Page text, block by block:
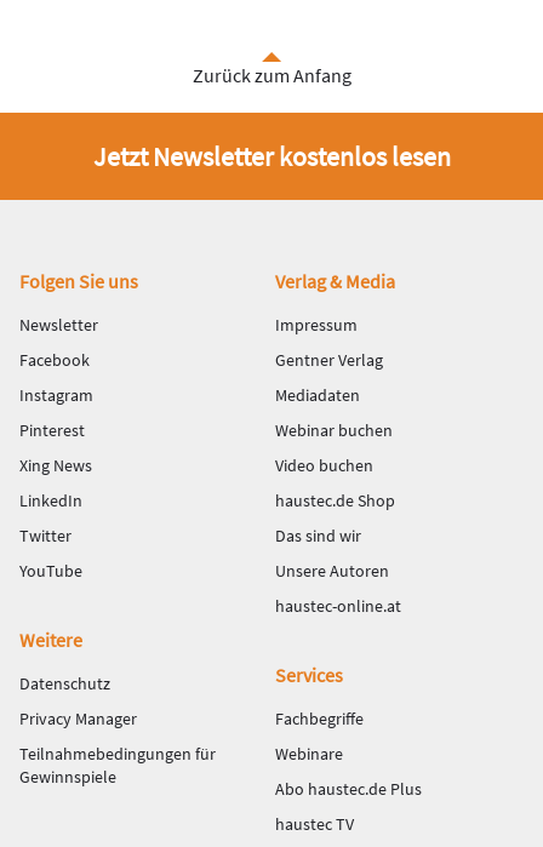
Zurück zum Anfang
Jetzt Newsletter kostenlos lesen
Fußbereich
Folgen Sie uns
Newsletter
Facebook
Instagram
Pinterest
Xing News
LinkedIn
Twitter
YouTube
Verlag & Media
Impressum
Gentner Verlag
Mediadaten
Webinar buchen
Video buchen
haustec.de Shop
Das sind wir
Unsere Autoren
haustec-online.at
Weitere
Datenschutz
Privacy Manager
Teilnahmebedingungen für
Gewinnspiele
Services
Fachbegriffe
Webinare
Abo haustec.de Plus
haustec TV